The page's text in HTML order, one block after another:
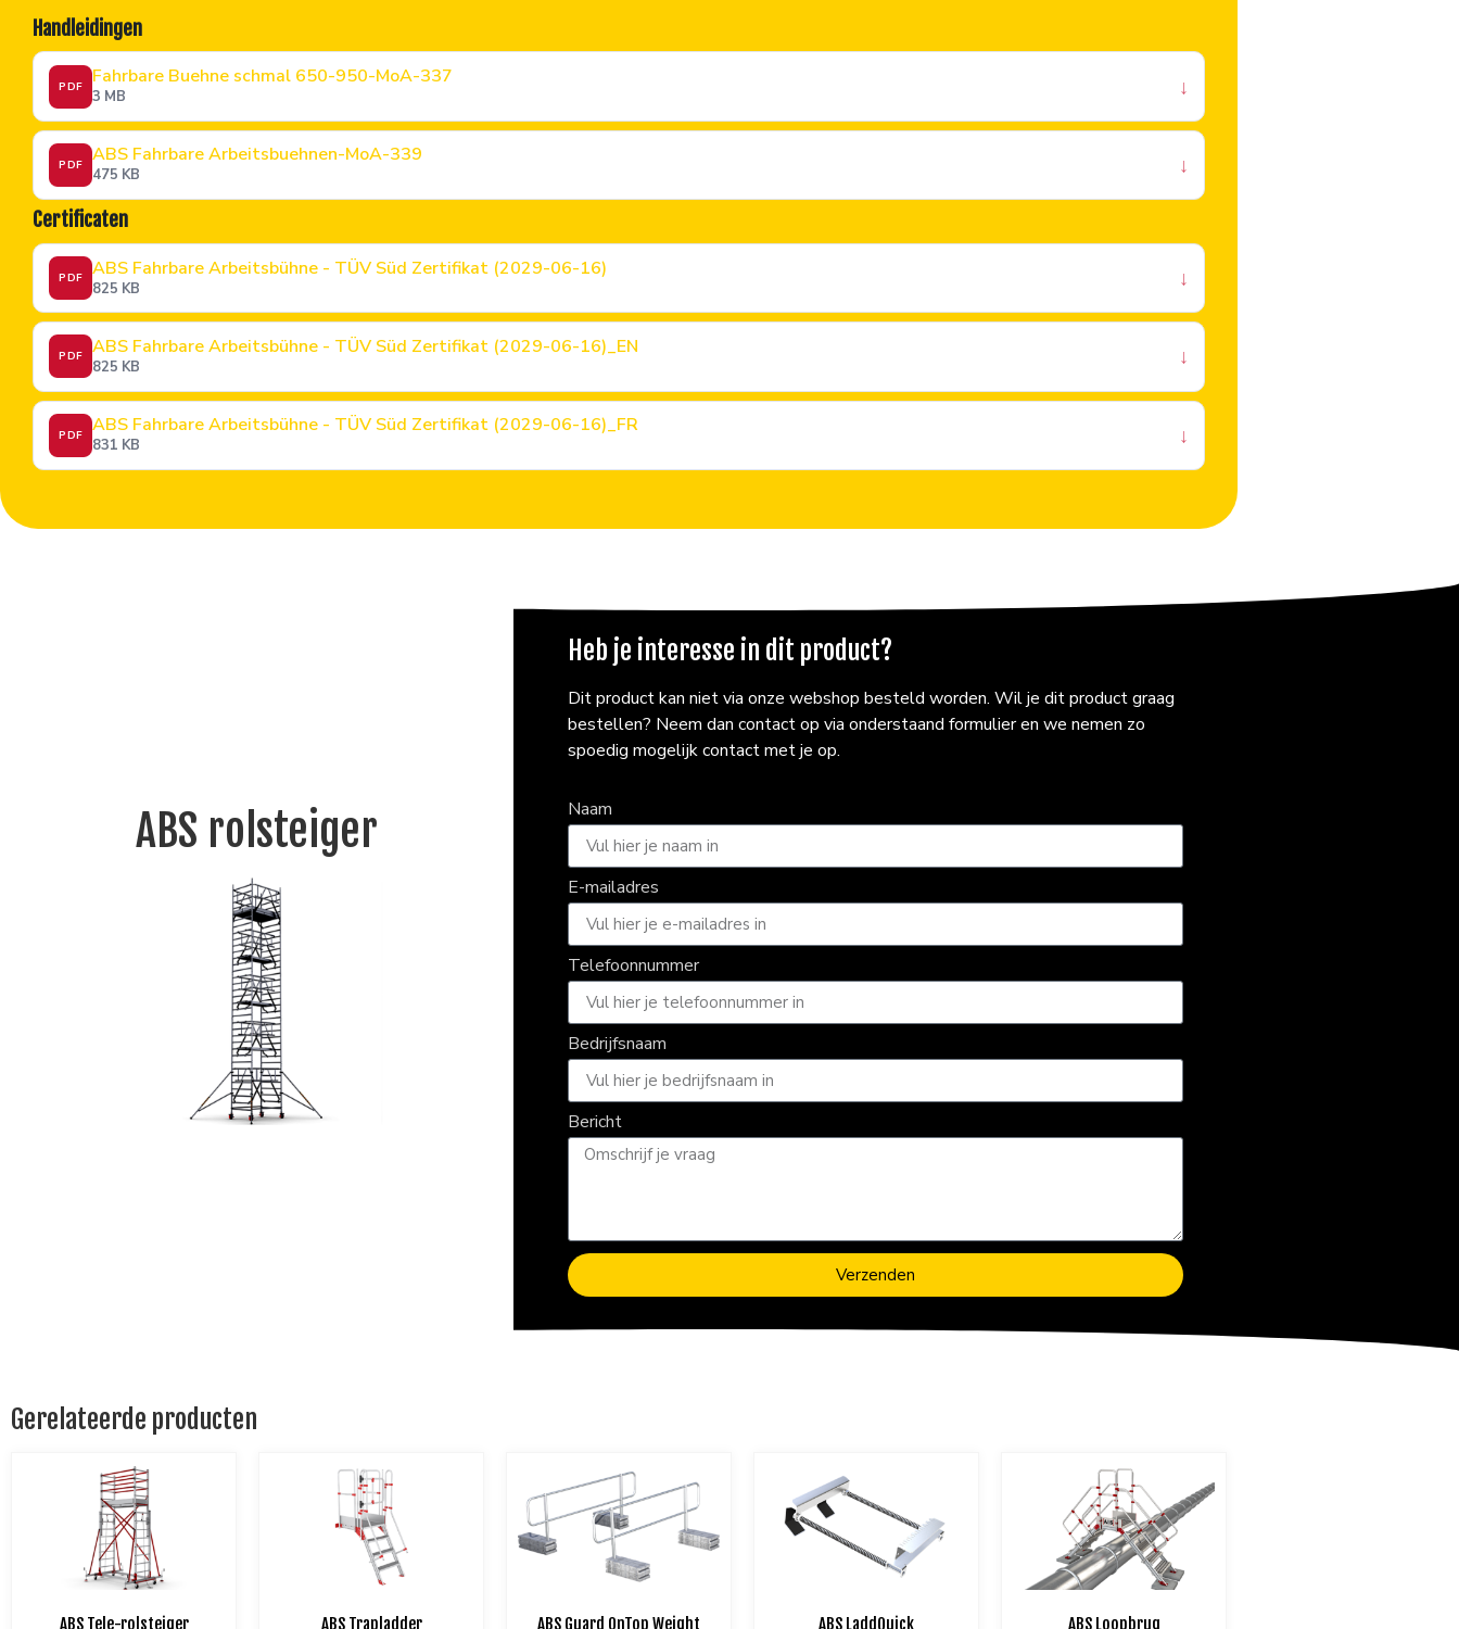
Handleidingen
PDF Fahrbare Buehne schmal 650-950-MoA-337
3 MB ↓
PDF ABS Fahrbare Arbeitsbuehnen-MoA-339
475 KB ↓
Certificaten
PDF ABS Fahrbare Arbeitsbühne - TÜV Süd Zertifikat (2029-06-16)
825 KB ↓
PDF ABS Fahrbare Arbeitsbühne - TÜV Süd Zertifikat (2029-06-16)_EN
825 KB ↓
PDF ABS Fahrbare Arbeitsbühne - TÜV Süd Zertifikat (2029-06-16)_FR
831 KB ↓
ABS rolsteiger
Heb je interesse in dit product?
Dit product kan niet via onze webshop besteld worden. Wil je dit product graag
bestellen? Neem dan contact op via onderstaand formulier en we nemen zo
spoedig mogelijk contact met je op.
Naam
E-mailadres
Telefoonnummer
Bedrijfsnaam
Bericht
Verzenden
Gerelateerde producten
ABS Tele-rolsteiger ABS Trapladder
ABS Guard OnTop Weight
ABS LaddQuick ABS Loopbrug